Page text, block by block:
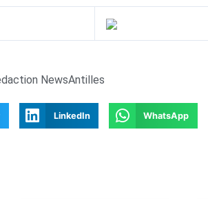
NewsAntilles
LinkedIn WhatsApp